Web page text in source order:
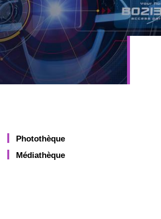
Photothèque
Médiathèque